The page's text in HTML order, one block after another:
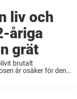
liv och
åriga
grät
brutalt
är osäker för den